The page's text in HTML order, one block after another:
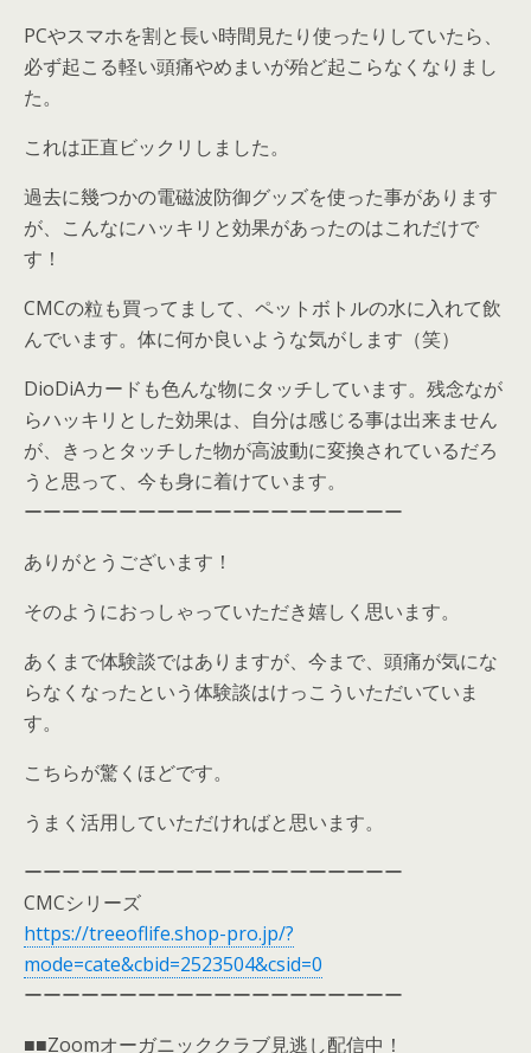
PCやスマホを割と長い時間見たり使ったりしていたら、
必ず起こる軽い頭痛やめまいが殆ど起こらなくなりまし
た。
これは正直ビックリしました。
過去に幾つかの電磁波防御グッズを使った事があります
が、こんなにハッキリと効果があったのはこれだけで
す！
CMCの粒も買ってまして、ペットボトルの水に入れて飲
んでいます。体に何か良いような気がします（笑）
DioDiAカードも色んな物にタッチしています。残念なが
らハッキリとした効果は、自分は感じる事は出来ません
が、きっとタッチした物が高波動に変換されているだろ
うと思って、今も身に着けています。
ーーーーーーーーーーーーーーーーーーーー
ありがとうございます！
そのようにおっしゃっていただき嬉しく思います。
あくまで体験談ではありますが、今まで、頭痛が気にな
らなくなったという体験談はけっこういただいていま
す。
こちらが驚くほどです。
うまく活用していただければと思います。
ーーーーーーーーーーーーーーーーーーーー
CMCシリーズ
https://treeoflife.shop-pro.jp/?
mode=cate&cbid=2523504&csid=0
ーーーーーーーーーーーーーーーーーーーー
■■Zoomオーガニッククラブ見逃し配信中！